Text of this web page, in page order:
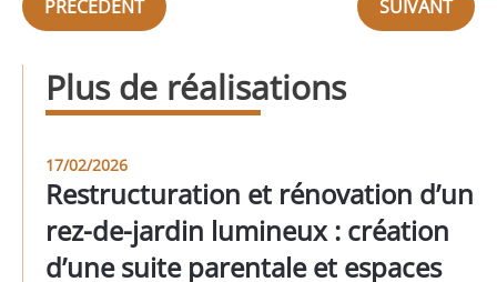
PRÉCÉDENT SUIVANT
Plus de réalisations
17/02/2026
Restructuration et rénovation d’un
rez-de-jardin lumineux : création
d’une suite parentale et espaces